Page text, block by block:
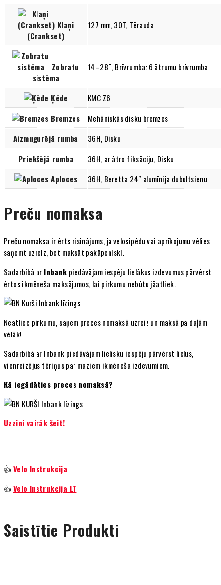
Klaņi
(Crankset)
127 mm, 30T, Tērauda
Zobratu
sistēma
14–28T, Brīvrumba: 6 ātrumu brīvrumba
Ķēde
KMC Z6
Bremzes
Mehāniskās disku bremzes
Aizmugurējā rumba
36H, Disku
Priekšējā rumba
36H, ar ātro fiksāciju, Disku
Aploces
36H, Beretta 24″ alumīnija dubultsienu
Preču nomaksa
Preču nomaksa ir ērts risinājums, ja velosipēdu vai aprīkojumu vēlies
saņemt uzreiz, bet maksāt pakāpeniski.
Sadarbībā ar Inbank piedāvājam iespēju lielākus izdevumus pārvērst
ērtos ikmēneša maksājumos, lai pirkumu nebūtu jāatliek.
Neatliec pirkumu, saņem preces nomaksā uzreiz un maksā pa daļām
vēlāk!
Sadarbībā ar Inbank piedāvājam lielisku iespēju pārvērst lielus,
vienreizējus tēriņus par maziem ikmēneša izdevumiem.
Kā iegādāties preces nomaksā?
Uzzini vairāk šeit!
👍 Velo Instrukcija
👍 Velo Instrukcija LT
Saistītie Produkti